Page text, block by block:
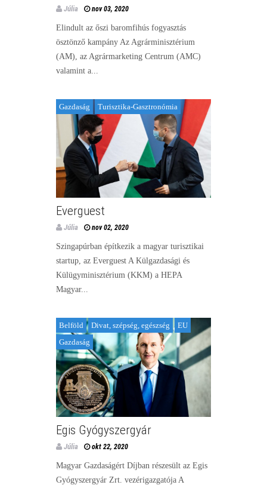
Júlia nov 03, 2020
Elindult az őszi baromfihús fogyasztás
ösztönző kampány Az Agrárminisztérium
(AM), az Agrármarketing Centrum (AMC)
valamint a...
Gazdaság Turisztika-Gasztronómia
Everguest
Júlia nov 02, 2020
Szingapúrban építkezik a magyar turisztikai
startup, az Everguest A Külgazdasági és
Külügyminisztérium (KKM) a HEPA
Magyar...
Belföld Divat, szépség, egészség
EU
Gazdaság
Egis Gyógyszergyár
Júlia okt 22, 2020
Magyar Gazdaságért Díjban részesült az Egis
Gyógyszergyár Zrt. vezérigazgatója A